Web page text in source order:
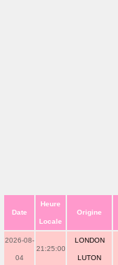
Date
Heure
Locale
Origine
2026-08-
04
21:25:00
LONDON
LUTON